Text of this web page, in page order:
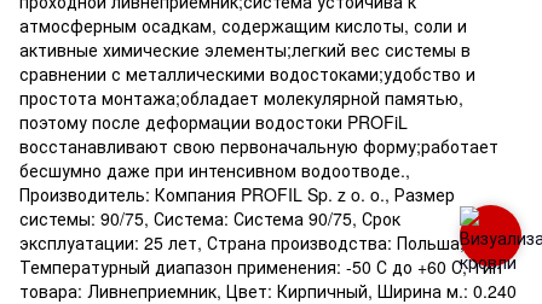
атмосферным осадкам, содержащим кислоты, соли и
активные химические элементы;легкий вес системы в
сравнении с металлическими водостоками;удобство и
простота монтажа;обладает молекулярной памятью,
поэтому после деформации водостоки PROFiL
восстанавливают свою первоначальную форму;работает
бесшумно даже при интенсивном водоотводе.,
Производитель: Компания PROFIL Sp. z o. o., Размер
системы: 90/75, Система: Система 90/75, Срок
эксплуатации: 25 лет, Страна производства: Польша,
Температурный диапазон применения: -50 С до +60 С, Тип
товара: Ливнеприемник, Цвет: Кирпичный, Ширина м.: 0.240